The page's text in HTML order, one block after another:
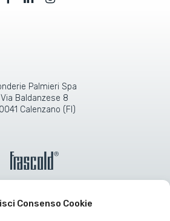
Consenso Cookie
Palmieri Spa
Via Baldanzese 8
Calenzano (FI)